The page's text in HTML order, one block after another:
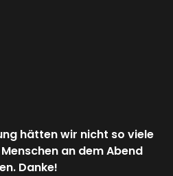
hätten wir nicht so viele
an dem Abend
Danke!